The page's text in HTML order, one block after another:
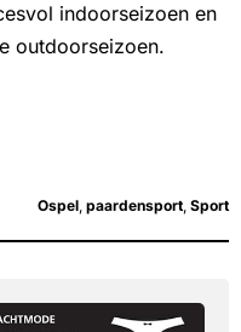
indoorseizoen en
outdoorseizoen.
Ospel, paardensport, Sport